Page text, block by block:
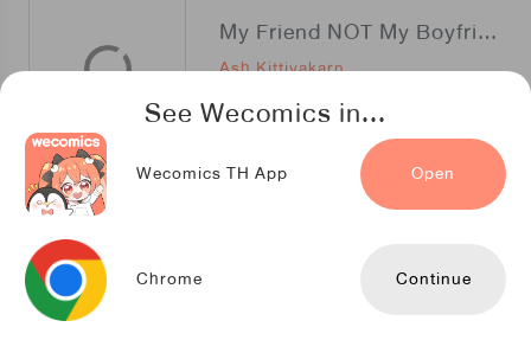
See Wecomics in...
Wecomics TH App Open
Chrome Continue
My Friend NOT My Boyfriend
Ash Kittiyakarn
เปลี่ยนลุค สะกิดรัก